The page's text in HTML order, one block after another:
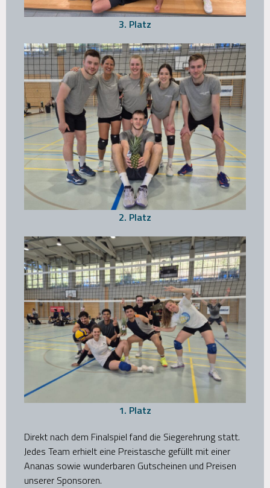
3. Platz
2. Platz
1. Platz
Direkt nach dem Finalspiel fand die Siegerehrung statt.
Jedes Team erhielt eine Preistasche gefüllt mit einer
Ananas sowie wunderbaren Gutscheinen und Preisen
unserer Sponsoren.